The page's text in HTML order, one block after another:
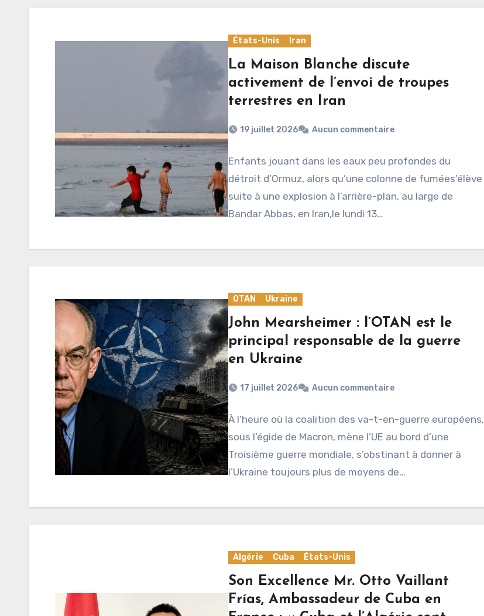
États-Unis Iran
La Maison Blanche discute
activement de l’envoi de troupes
terrestres en Iran
19 juillet 2026 Aucun commentaire
Enfants jouant dans les eaux peu profondes du
détroit d’Ormuz, alors qu’une colonne de fumées’élève
suite à une explosion à l’arrière-plan, au large de
Bandar Abbas, en Iran,le lundi 13…
OTAN Ukraine
John Mearsheimer : l’OTAN est le
principal responsable de la guerre
en Ukraine
17 juillet 2026 Aucun commentaire
À l’heure où la coalition des va-t-en-guerre européens,
sous l’égide de Macron, mène l’UE au bord d’une
Troisième guerre mondiale, s’obstinant à donner à
l’Ukraine toujours plus de moyens de…
Algérie Cuba États-Unis
Son Excellence Mr. Otto Vaillant
Frías, Ambassadeur de Cuba en